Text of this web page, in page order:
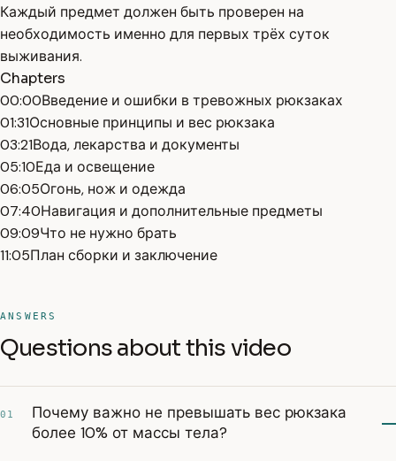
Каждый предмет должен быть проверен на
необходимость именно для первых трёх суток
выживания.
Chapters
00:00Введение и ошибки в тревожных рюкзаках
01:31Основные принципы и вес рюкзака
03:21Вода, лекарства и документы
05:10Еда и освещение
06:05Огонь, нож и одежда
07:40Навигация и дополнительные предметы
09:09Что не нужно брать
11:05План сборки и заключение
ANSWERS
Questions about this video
01
Почему важно не превышать вес рюкзака
более 10% от массы тела?